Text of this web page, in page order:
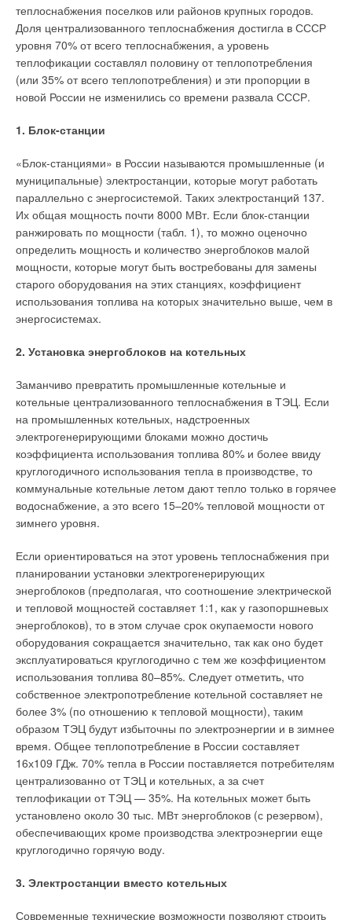
теплоснабжения поселков или районов крупных городов.
Доля централизованного теплоснабжения достигла в СССР
уровня 70% от всего теплоснабжения, а уровень
теплофикации составлял половину от теплопотребления
(или 35% от всего теплопотребления) и эти пропорции в
новой России не изменились со времени развала СССР.
1. Блок-станции
«Блок-станциями» в России называются промышленные (и
муниципальные) электростанции, которые могут работать
параллельно с энергосистемой. Таких электростанций 137.
Их общая мощность почти 8000 МВт. Если блок-станции
ранжировать по мощности (табл. 1), то можно оценочно
определить мощность и количество энергоблоков малой
мощности, которые могут быть востребованы для замены
старого оборудования на этих станциях, коэффициент
использования топлива на которых значительно выше, чем в
энергосистемах.
2. Установка энергоблоков на котельных
Заманчиво превратить промышленные котельные и
котельные централизованного теплоснабжения в ТЭЦ. Если
на промышленных котельных, надстроенных
электрогенерирующими блоками можно достичь
коэффициента использования топлива 80% и более ввиду
круглогодичного использования тепла в производстве, то
коммунальные котельные летом дают тепло только в горячее
водоснабжение, а это всего 15–20% тепловой мощности от
зимнего уровня.
Если ориентироваться на этот уровень теплоснабжения при
планировании установки электрогенерирующих
энергоблоков (предполагая, что соотношение электрической
и тепловой мощностей составляет 1:1, как у газопоршневых
энергоблоков), то в этом случае срок окупаемости нового
оборудования сокращается значительно, так как оно будет
эксплуатироваться круглогодично с тем же коэффициентом
использования топлива 80–85%. Следует отметить, что
собственное электропотребление котельной составляет не
более 3% (по отношению к тепловой мощности), таким
образом ТЭЦ будут избыточны по электроэнергии и в зимнее
время. Общее теплопотребление в России составляет
16х109 ГДж. 70% тепла в России поставляется потребителям
централизованно от ТЭЦ и котельных, а за счет
теплофикации от ТЭЦ — 35%. На котельных может быть
установлено около 30 тыс. МВт энергоблоков (с резервом),
обеспечивающих кроме производства электроэнергии еще
круглогодично горячую воду.
3. Электростанции вместо котельных
Современные технические возможности позволяют строить
(водоочистки, водоподготовки, водоотведения). Постоянно
расширяя линейку продукции, GRUNDFOS активно вышел на
этот рынок и уже сегодня серьезно конкурирует с другими
мировыми брендами. Это позволяет нам с большой долей
уверенности полагать, что и дальнейшее развитие будет
столь же динамичным. Мы привезли на эту выставку ряд
новинок, в основу которых были положены все
существующие мировые перспективные разработки. В
первую очередь, это большие канализационные насосы.
Пять лет назад такой продукт не производился, поскольку
тогда мы были сосредоточены на мощностях среднего
уровня. Часть новых насосов можно заказывать для нужд
российского рынка уже сегодня, часть — появится летом,
часть — к концу года.
— На стенде GRUNDFOS представлена полная линейка
насосного оборудования компании — от насосов
бытового применения до мощных промышленных
насосных установок. Что вы можете сказать о
новинках?
— Новейшая разработка GRUNDFOS — канализационные
насосы серий SEV и SE1. Эти насосы разработаны с учетом
современных требований к надежности и эффективности
насосного оборудования. Они предназначены для
перекачивания сточных вод в муниципальных, частных и
промышленных системах, область их применения очень
широка. Будь то «стандартный» или «сухой» способ монтажа
— им не потребуется дополнительное охлаждение
электродвигателя. Они высоконадежны и очень удобны в
обслуживании, экономичны, имеют высокий КПД, дают
могут оснащаться как одноканальным рабочим колесом, так
и колесом SuperVortex. Они перекачивают жидкость,
содержащую включения размером до 100 мм. Конструкция
этих насосов сводит к минимуму возможность блокировки
или засорения, а также простои оборудования из-за
техобслуживания. Встроенные системы защиты рабочих
частей насоса обеспечивают высокую производительность
оборудования и надежность в самых неблагоприятных
условиях работы. Также GRUNDFOS представляет новые
мешалки. Это принципиально новый продукт в ассортименте
компании. Мешалка представляет собой устройство,
обеспечивающее принудительную конвекцию жидкости в
водоочистных сооружениях, позволяя окислительным
процессам идти быстрее. В этой области, также как и в
других областях, мы предлагаем не просто продукт, а
готовое решение, и это является важным рыночным
преимуществом компании.
лидирующую и инновационную и это ко многому
примерах такого позиционирования?